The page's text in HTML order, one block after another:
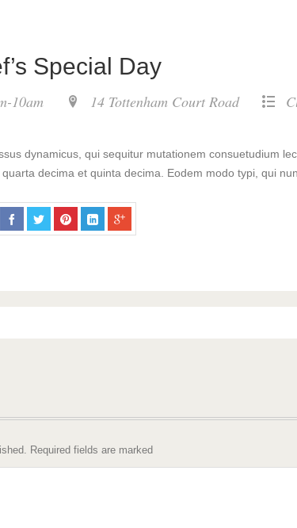
Special Day
10am 14 Tottenham Court Road
dynamicus, qui sequitur mutationem consuetudium
decima et quinta decima. Eodem modo typi, qui
Required fields are marked